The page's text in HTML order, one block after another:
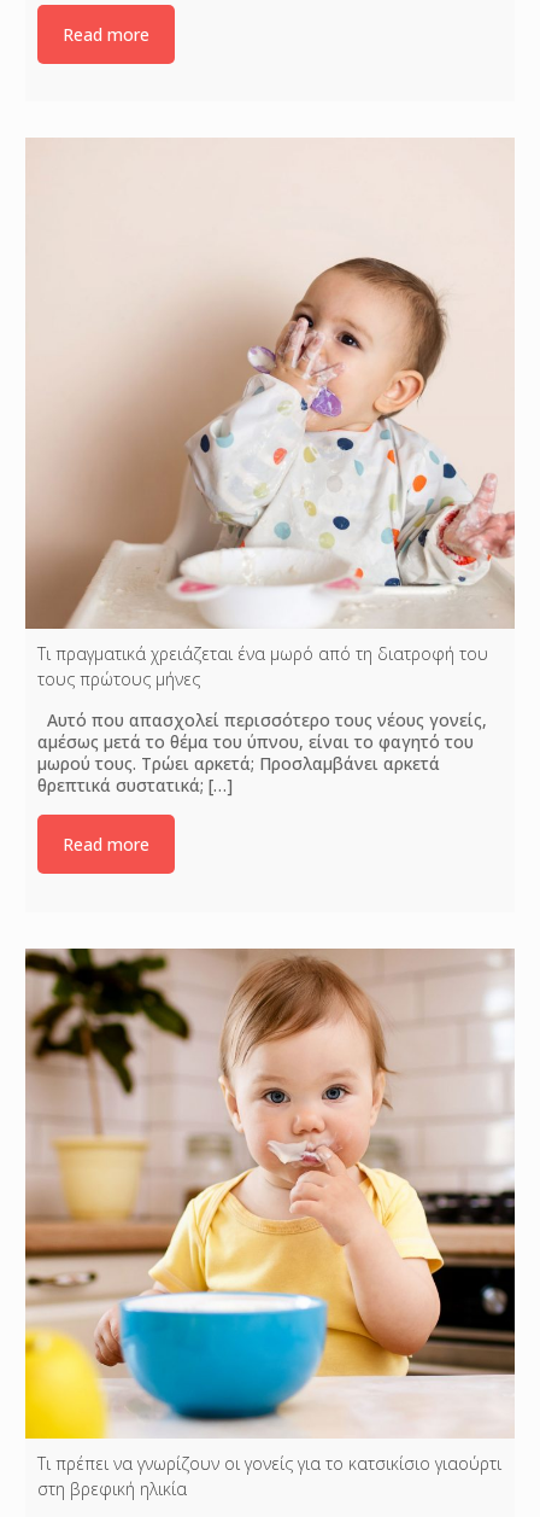
Read more
Τι πραγματικά χρειάζεται ένα μωρό από τη διατροφή του
τους πρώτους μήνες
Αυτό που απασχολεί περισσότερο τους νέους γονείς,
αμέσως μετά το θέμα του ύπνου, είναι το φαγητό του
μωρού τους. Τρώει αρκετά; Προσλαμβάνει αρκετά
θρεπτικά συστατικά; […]
Read more
Τι πρέπει να γνωρίζουν οι γονείς για το κατσικίσιο γιαούρτι
στη βρεφική ηλικία